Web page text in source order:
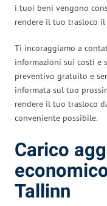
i tuoi beni vengono
rendere il tuo trasloco il
Ti incoraggiamo a
informazioni sui costi e
preventivo gratuito e
informata sul tuo
rendere il tuo trasloco
conveniente possibile.
Carico
Tallinn